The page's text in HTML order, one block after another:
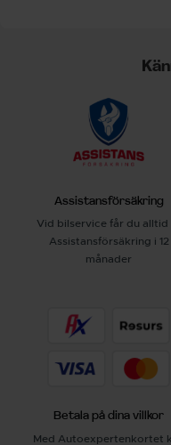
Assistansförsäkring
Vid bilservice får du alltid
Assistansförsäkring i 12
månader
Betala på dina villkor
Med Autoexpertenkortet